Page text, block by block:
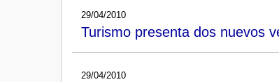
29/04/2010
Turismo presenta dos nuevos
29/04/2010